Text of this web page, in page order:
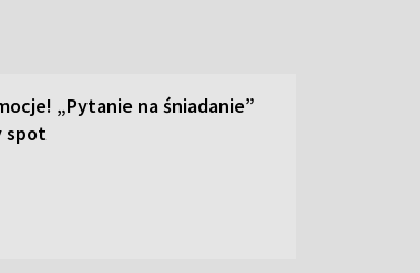
„Pytanie na śniadanie”
spot